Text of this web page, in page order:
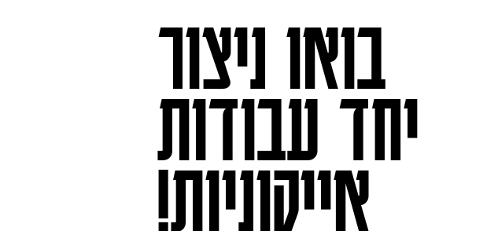
בואו ניצור
יחד עבודות
אייקוניות!